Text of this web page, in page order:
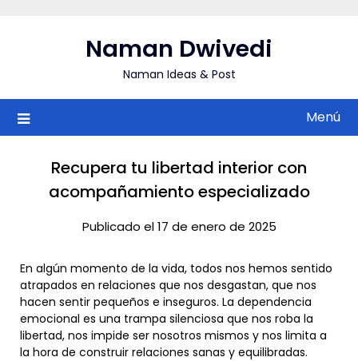
Naman Dwivedi
Naman Ideas & Post
Menú
Recupera tu libertad interior con
acompañamiento especializado
Publicado el 17 de enero de 2025
En algún momento de la vida, todos nos hemos sentido
atrapados en relaciones que nos desgastan, que nos
hacen sentir pequeños e inseguros. La dependencia
emocional es una trampa silenciosa que nos roba la
libertad, nos impide ser nosotros mismos y nos limita a
la hora de construir relaciones sanas y equilibradas.